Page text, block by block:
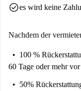
check_circlees wird keine
Nachdem der
100 %
60 Tage oder mehr
50%